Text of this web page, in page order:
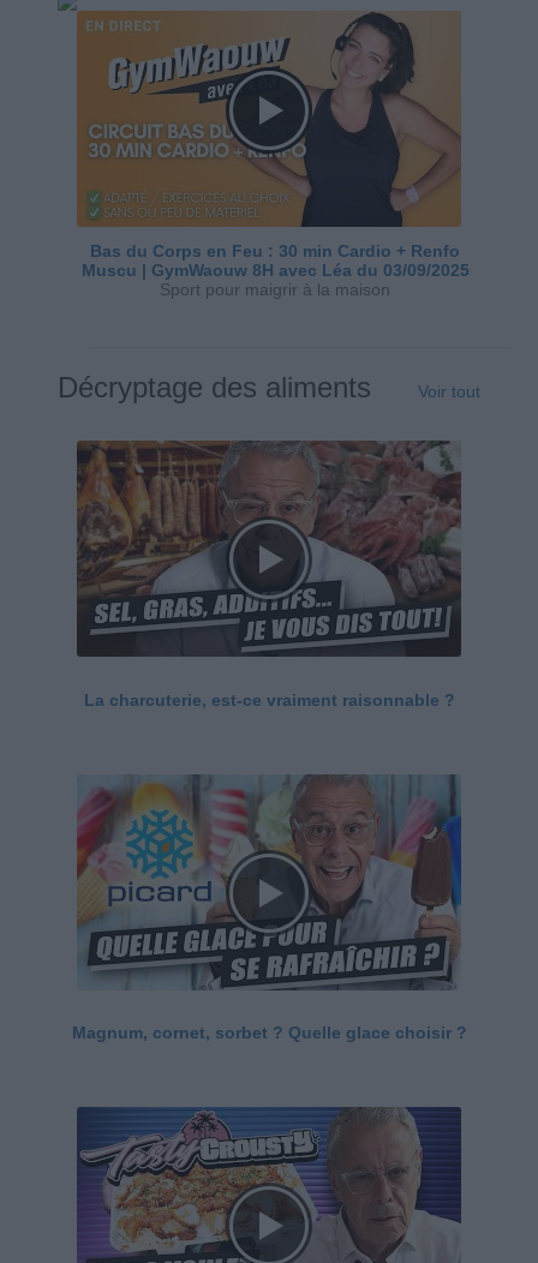
Bas du Corps en Feu : 30 min Cardio + Renfo
Muscu | GymWaouw 8H avec Léa du 03/09/2025
Sport pour maigrir à la maison
Décryptage des aliments Voir tout
La charcuterie, est-ce vraiment raisonnable ?
Magnum, cornet, sorbet ? Quelle glace choisir ?